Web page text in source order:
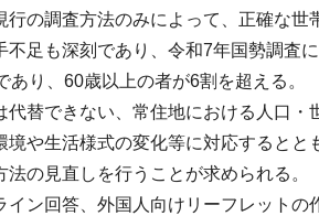
の調査方法のみによって、正確な世
不足も深刻であり、令和7年国勢調査
り、60歳以上の者が6割を超える。
代替できない、常住地における人口
境や生活様式の変化等に対応すると
の見直しを行うことが求められる。
イン回答、外国人向けリーフレット